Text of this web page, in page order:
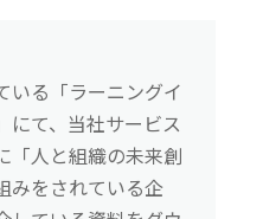
いる「ラーニングイ
にて、当社サービス
「人と組織の未来創
みをされている企